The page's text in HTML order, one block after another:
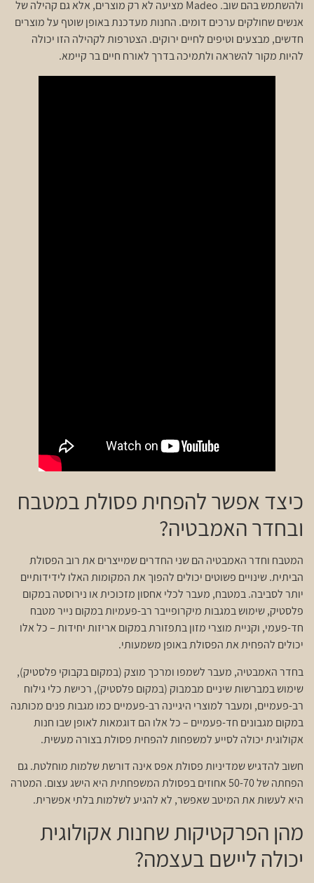
ולהשתמש בהם שוב. Madeo מציעה לא רק מוצרים, אלא גם קהילה של
אנשים שחולקים ערכים דומים. החנות מעדכנת באופן שוטף על מוצרים
חדשים, מבצעים וטיפים לחיים ירוקים. הצטרפות לקהילה הזו יכולה
להיות מקור להשראה ולתמיכה בדרך לאורח חיים בר קיימא.
כיצד אפשר להפחית פסולת במטבח
ובחדר האמבטיה?
המטבח וחדר האמבטיה הם שני החדרים שמייצרים את רוב הפסולת
הביתית. שינויים פשוטים יכולים להפוך את המקומות האלו לידידותיים
יותר לסביבה. במטבח, מעבר לכלי אחסון מזכוכית או נירוסטה במקום
פלסטיק, שימוש במגבות מיקרופייבר רב-פעמיות במקום נייר מטבח
חד-פעמי, וקניית מוצרי מזון בתפזורת במקום אריזות יחידות – כל אלו
יכולים להפחית את הפסולת באופן משמעותי.
בחדר האמבטיה, מעבר לשמפו ומרכך מוצק (במקום בקבוקי פלסטיק),
שימוש במברשות שיניים מבמבוק (במקום פלסטיק), רכישת כלי גילוח
רב-פעמיים, ומעבר למוצרי היגיינה רב-פעמיים כמו מגבות פנים מכותנה
במקום מגבונים חד-פעמיים – כל אלו הם דוגמאות לאופן שבו חנות
אקולוגית יכולה לסייע למשפחות להפחית פסולת בצורה מעשית.
חשוב להדגיש שמדיניות פסולת אפס אינה דורשת שלמות מוחלטת. גם
הפחתה של 50-70 אחוזים בפסולת המשפחתית היא הישג עצום. המטרה
היא לעשות את המיטב שאפשר, לא להגיע לשלמות בלתי אפשרית.
מהן הפרקטיקות שחנות אקולוגית
יכולה ליישם בעצמה?